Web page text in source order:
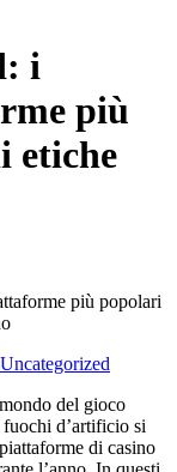
i
più
etiche
più popolari
Uncategorized
del gioco
d’artificio si
di casino